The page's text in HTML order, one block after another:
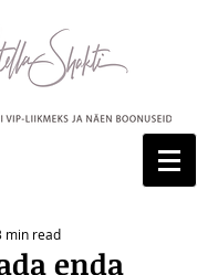
enda
min read